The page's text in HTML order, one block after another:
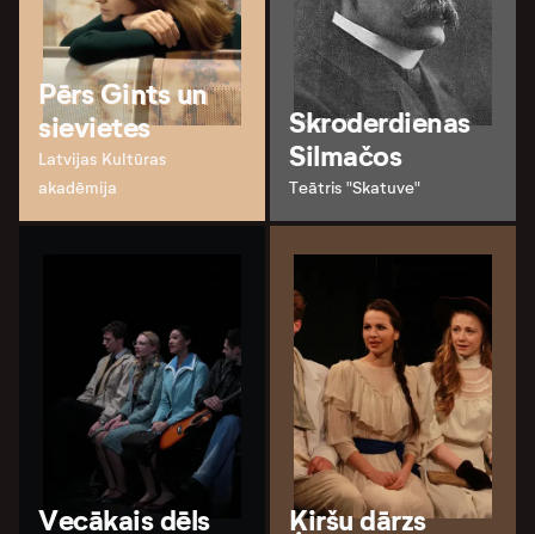
Pērs Gints un
sievietes
Latvijas Kultūras
akadēmija
Skroderdienas
Silmačos
Teātris "Skatuve"
Vecākais dēls Ķiršu dārzs